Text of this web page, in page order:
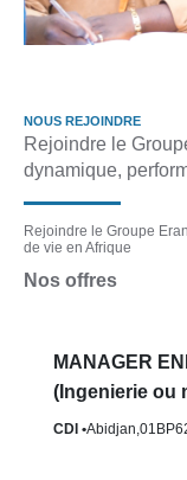
NOUS REJOINDRE
Rejoindre le
dynamique,
Rejoindre le Groupe
de vie en Afrique
Nos offres